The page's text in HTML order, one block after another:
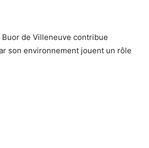
de Villeneuve contribue
son environnement jouent un rôle